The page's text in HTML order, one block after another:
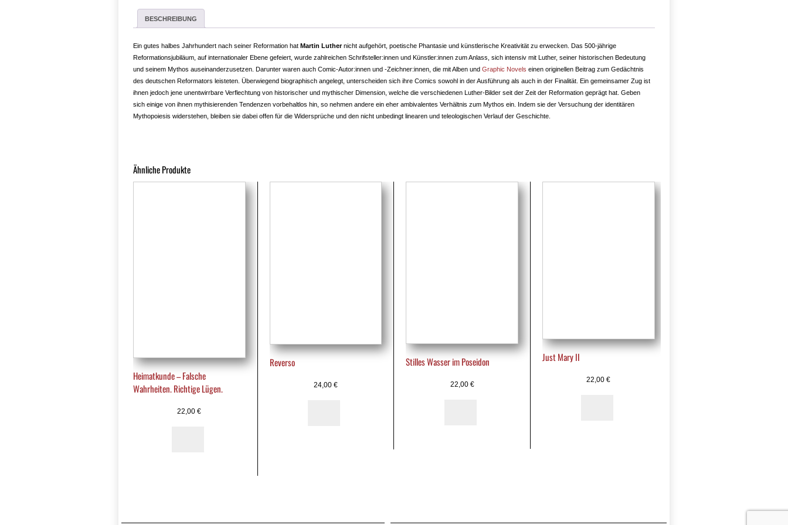
BESCHREIBUNG
Ein gutes halbes Jahrhundert nach seiner Reformation hat Martin Luthernicht aufgehört, poetische Phantasie und künstlerische Kreativität zu erwecken. Das 500-jährige
Reformationsjubiläum, auf internationaler Ebene gefeiert, wurde zahlreichen Schrifsteller:innen und Künstler:innen zum Anlass, sich intensiv mit Luther, seiner historischen Bedeutung
und seinem Mythos auseinanderzusetzen. Darunter waren auch Comic-Autor:innen und -Zeichner:innen, die mit Alben und Graphic Novels einen originellen Beitrag zum Gedächtnis
des deutschen Reformators leisteten. Überwiegend biographisch angelegt, unterscheiden sich ihre Comics sowohl in der Ausführung als auch in der Finalität. Ein gemeinsamer Zug ist
ihnen jedoch jene unentwirrbare Verflechtung von historischer und mythischer Dimension, welche die verschiedenen Luther-Bilder seit der Zeit der Reformation geprägt hat. Geben
sich einige von ihnen mythisierenden Tendenzen vorbehaltlos hin, so nehmen andere ein eher ambivalentes Verhältnis zum Mythos ein. Indem sie der Versuchung der identitären
Mythopoiesis widerstehen, bleiben sie dabei offen für die Widersprüche und den nicht unbedingt linearen und teleologischen Verlauf der Geschichte.
Ähnliche Produkte
Heimatkunde – Falsche
Wahrheiten. Richtige Lügen.
22,00€
Reverso
24,00 €
Stilles Wasser im Poseidon
22,00 €
Just Mary II
22,00€